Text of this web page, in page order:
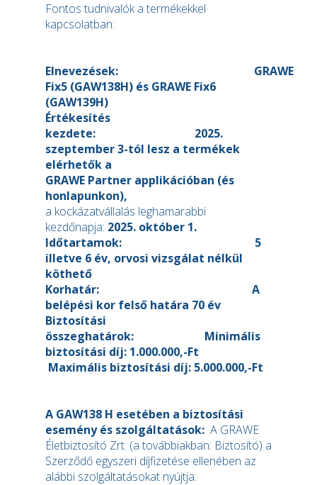
Fontos tudnivalók a termékekkel
kapcsolatban:
Elnevezések: GRAWE
Fix5 (GAW138H) és GRAWE Fix6
(GAW139H)
Értékesítés
kezdete: 2025.
szeptember 3-tól lesz a termékek
elérhetők a
GRAWE Partner applikációban (és
honlapunkon),
a kockázatvállalás leghamarabbi
kezdőnapja: 2025. október 1.
Időtartamok: 5
illetve 6 év, orvosi vizsgálat nélkül
köthető
Korhatár: A
belépési kor felső határa 70 év
Biztosítási
összeghatárok: Minimális
biztosítási díj: 1.000.000,-Ft
Maximális biztosítási díj: 5.000.000,-Ft
A GAW138 H esetében a biztosítási
esemény és szolgáltatások: A GRAWE
Életbiztosító Zrt. (a továbbiakban: Biztosító) a
Szerződő egyszeri díjfizetése ellenében az
alábbi szolgáltatásokat nyújtja: